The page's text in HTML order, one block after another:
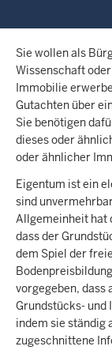
Sie wollen als
Wissenschaft
Immobilie
Gutachten über
Sie benötigen
dieses oder
oder ähnlicher
Eigentum ist ein
sind
Allgemeinheit hat
dass der
dem Spiel der
vorgegeben, dass
Grundstücks-
indem sie ständig
zugeschnittene